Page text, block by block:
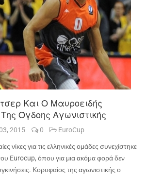
Και Ο Μαυροειδής
Όγδοης Αγωνιστικής
2015 0 EuroCup
νίκες για τις ελληνικές ομάδες συνεχίστηκε
Eurocup, όπου για μια ακόμα φορά δεν
Κορυφαίος της αγωνιστικής ο